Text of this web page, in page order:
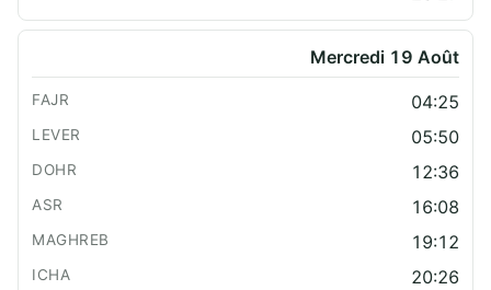
Mercredi 19 Août
04:25
05:50
12:36
16:08
19:12
20:26